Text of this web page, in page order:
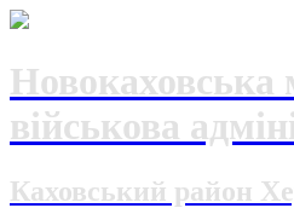
Новокаховська
військова
Каховський район